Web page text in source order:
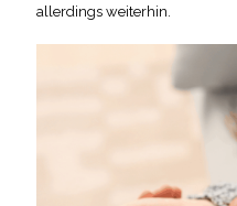
allerdings weiterhin.